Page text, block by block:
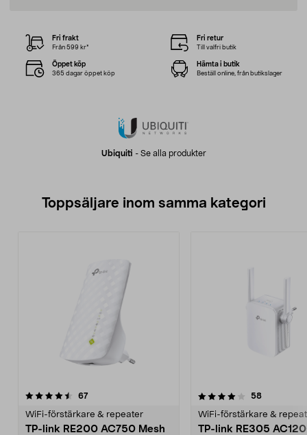
Ubiquiti - Se alla produkter
Fri frakt
Från 599 kr*
Fri retur
Till valfri butik
Öppet köp
365 dagar öppet köp
Hämta i butik
Beställ online, från butikslager
Toppsäljare inom samma kategori
67recensioner
WiFi-förstärkare & repeater
TP-link RE200 AC750 Mesh
4.0 av 5 stjärnor 58recensioner
WiFi-förstärkare &
TP-link RE305
3.0 av 5 stjärnor